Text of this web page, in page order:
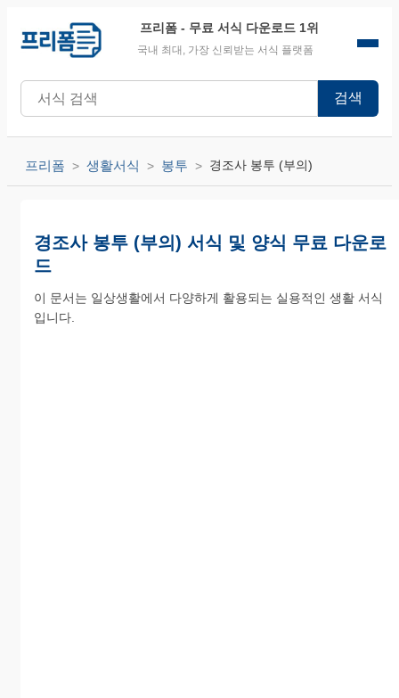
프리폼 - 무료 서식 다운로드 1위
국내 최대, 가장 신뢰받는 서식 플랫폼
검색
프리폼 생활서식 봉투 경조사 봉투 (부의)
경조사 봉투 (부의) 서식 및 양식 무료 다운로
드
이 문서는 일상생활에서 다양하게 활용되는 실용적인 생활 서식
입니다.